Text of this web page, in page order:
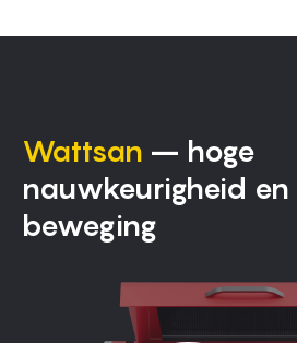
Wattsan – hoge
nauwkeurigheid en
beweging